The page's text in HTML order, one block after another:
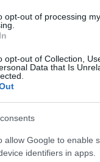
opt-out of processing
opt-out of Collection,
Data that Is
allow Google to enable
identifiers in apps.